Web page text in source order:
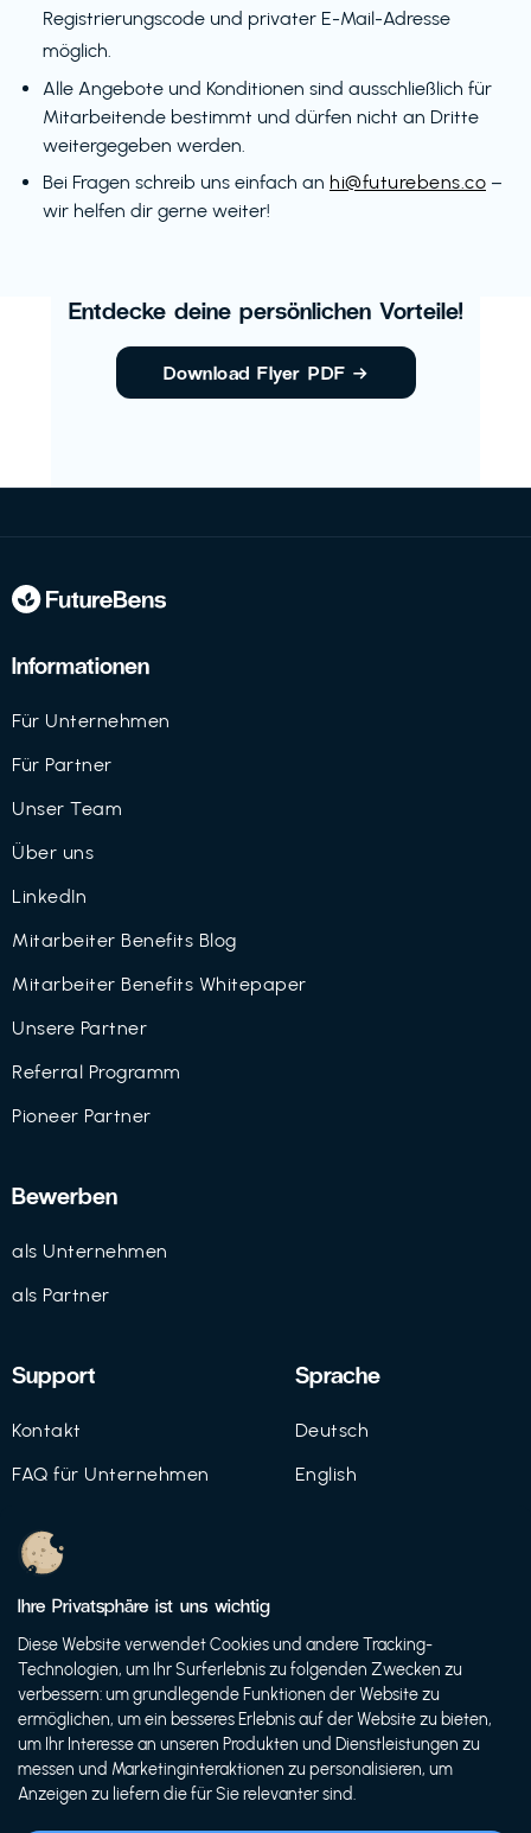
Registrierungscode und privater E-Mail-Adresse
möglich.
Alle Angebote und Konditionen sind ausschließlich für
Mitarbeitende bestimmt und dürfen nicht an Dritte
weitergegeben werden.
Bei Fragen schreib uns einfach an hi@futurebens.co –
wir helfen dir gerne weiter!
Entdecke deine persönlichen Vorteile!
Download Flyer PDF →
Informationen
Für Unternehmen
Für Partner
Unser Team
Über uns
LinkedIn
Mitarbeiter Benefits Blog
Mitarbeiter Benefits Whitepaper
Unsere Partner
Referral Programm
Pioneer Partner
Bewerben
als Unternehmen
als Partner
Support
Kontakt
FAQ für Unternehmen
Datenschutz
Nutzungsbedingungen
Sprache
Deutsch
English
© 2021 FutureBens GmbH
Ihre Privatsphäre ist uns wichtig
Diese Website verwendet Cookies und andere Tracking-
Technologien, um Ihr Surferlebnis zu folgenden Zwecken zu
verbessern: um grundlegende Funktionen der Website zu
ermöglichen, um ein besseres Erlebnis auf der Website zu bieten,
um Ihr Interesse an unseren Produkten und Dienstleistungen zu
messen und Marketinginteraktionen zu personalisieren, um
Anzeigen zu liefern die für Sie relevanter sind.